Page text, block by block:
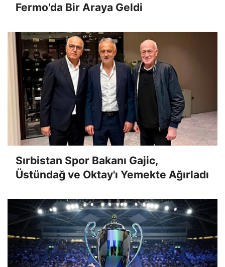
Fermo'da Bir Araya Geldi
Sırbistan Spor Bakanı Gajic,
Üstündağ ve Oktay'ı Yemekte Ağırladı